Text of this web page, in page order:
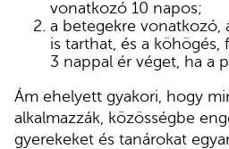
vonatkozó 10 napos;
a betegekre vonatkozó,
is tarthat, és a köhögés,
3 nappal ér véget, ha a
Ám ehelyett gyakori, hogy
alkalmazzák, közösségbe
gyerekeket és tanárokat